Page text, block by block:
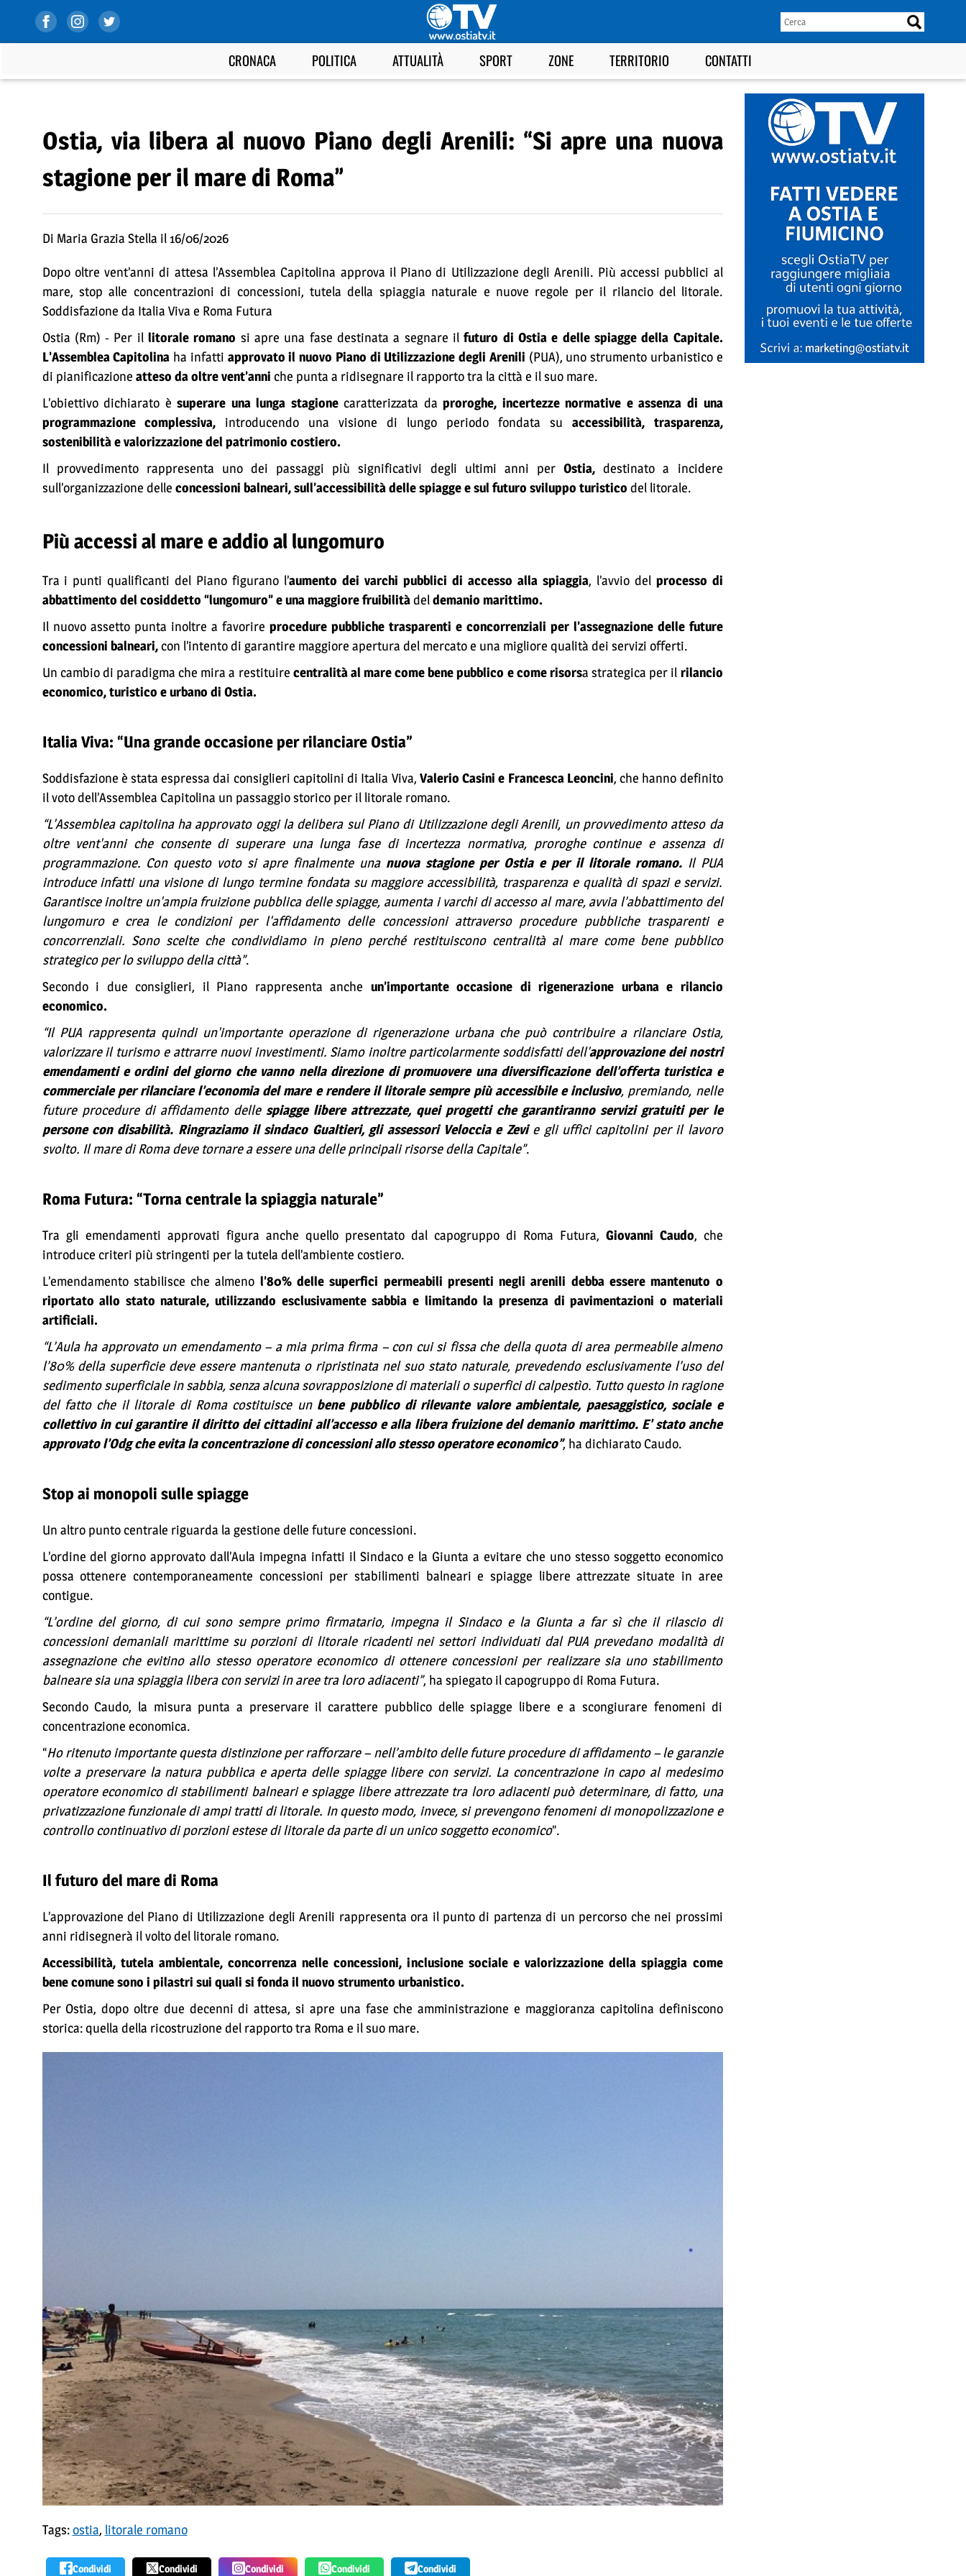
CRONACA POLITICA ATTUALITÀ SPORT ZONE TERRITORIO CONTATTI
Ostia, via libera al nuovo Piano degli Arenili: “Si apre una nuova
stagione per il mare di Roma”
Di Maria Grazia Stella il 16/06/2026
Dopo oltre vent’anni di attesa l’Assemblea Capitolina approva il Piano di Utilizzazione degli Arenili. Più accessi pubblici al
mare, stop alle concentrazioni di concessioni, tutela della spiaggia naturale e nuove regole per il rilancio del litorale.
Soddisfazione da Italia Viva e Roma Futura
Ostia (Rm) - Per illitorale romano si apre una fase destinata a segnare ilfuturo di Ostia e delle spiagge della Capitale.
L’Assemblea Capitolina ha infatti approvato il nuovo Piano di Utilizzazione degli Arenili (PUA), uno strumento urbanistico e
di pianificazione atteso da oltre vent’anni che punta a ridisegnare il rapporto tra la città e il suo mare.
L’obiettivo dichiarato è superare una lunga stagionecaratterizzata daproroghe, incertezze normative e assenza di una
programmazione complessiva, introducendo una visione di lungo periodo fondata su accessibilità, trasparenza,
sostenibilità e valorizzazione del patrimonio costiero.
Il provvedimento rappresenta uno dei passaggi più significativi degli ultimi anni perOstia, destinato a incidere
sull’organizzazione delle concessioni balneari, sull’accessibilità delle spiagge e sul futuro sviluppo turistico del litorale.
Più accessi al mare e addio al lungomuro
Tra i punti qualificanti del Piano figurano l’aumento dei varchi pubblici di accesso alla spiaggia, l’avvio del processo di
abbattimento del cosiddetto “lungomuro” e una maggiore fruibilitàdeldemanio marittimo.
Il nuovo assetto punta inoltre a favorire procedure pubbliche trasparenti e concorrenziali per l’assegnazione delle future
concessioni balneari,con l’intento di garantire maggiore apertura del mercato e una migliore qualità dei servizi offerti.
Un cambio di paradigma che mira a restituire centralità al mare come bene pubblico e come risorsa strategica per il rilancio
economico, turistico e urbano di Ostia.
Italia Viva: “Una grande occasione per rilanciare Ostia”
Soddisfazione è stata espressa dai consiglieri capitolini di Italia Viva, Valerio Casini e Francesca Leoncini, che hanno definito
il voto dell’Assemblea Capitolina un passaggio storico per il litorale romano.
“L'Assemblea capitolina ha approvato oggi la delibera sul Piano di Utilizzazione degli Arenili, un provvedimento atteso da
oltre vent'anni che consente di superare una lunga fase di incertezza normativa, proroghe continue e assenza di
programmazione. Con questo voto si apre finalmente una nuova stagione per Ostia e per il litorale romano. Il PUA
introduce infatti una visione di lungo termine fondata su maggiore accessibilità, trasparenza e qualità di spazi e servizi.
Garantisce inoltre un'ampia fruizione pubblica delle spiagge, aumenta i varchi di accesso al mare, avvia l’abbattimento del
lungomuro e crea le condizioni per l'affidamento delle concessioni attraverso procedure pubbliche trasparenti e
concorrenziali. Sono scelte che condividiamo in pieno perché restituiscono centralità al mare come bene pubblico
strategico per lo sviluppo della città”.
Secondo i due consiglieri, il Piano rappresenta anche un’importante occasione di rigenerazione urbana e rilancio
economico.
“Il PUA rappresenta quindi un'importante operazione di rigenerazione urbana che può contribuire a rilanciare Ostia,
valorizzare il turismo e attrarre nuovi investimenti. Siamo inoltre particolarmente soddisfatti dell'approvazione dei nostri
emendamenti e ordini del giorno che vanno nella direzione di promuovere una diversificazione dell’offerta turistica e
commerciale per rilanciare l’economia del mare e rendere il litorale sempre più accessibile e inclusivo, premiando, nelle
future procedure di affidamento delle spiagge libere attrezzate, quei progetti che garantiranno servizi gratuiti per le
persone con disabilità. Ringraziamo il sindaco Gualtieri, gli assessori Veloccia e Zevi e gli uffici capitolini per il lavoro
svolto. Il mare di Roma deve tornare a essere una delle principali risorse della Capitale”.
Roma Futura: “Torna centrale la spiaggia naturale”
Tra gli emendamenti approvati figura anche quello presentato dal capogruppo di Roma Futura, Giovanni Caudo, che
introduce criteri più stringenti per la tutela dell’ambiente costiero.
L’emendamento stabilisce che almeno l’80% delle superfici permeabili presenti negli arenili debba essere mantenuto o
riportato allo stato naturale, utilizzando esclusivamente sabbia e limitando la presenza di pavimentazioni o materiali
artificiali.
“L’Aula ha approvato un emendamento – a mia prima firma – con cui si fissa che della quota di area permeabile almeno
l’80% della superficie deve essere mantenuta o ripristinata nel suo stato naturale, prevedendo esclusivamente l’uso del
sedimento superficiale in sabbia, senza alcuna sovrapposizione di materiali o superfici di calpestìo. Tutto questo in ragione
del fatto che il litorale di Roma costituisce un bene pubblico di rilevante valore ambientale, paesaggistico, sociale e
collettivo in cui garantire il diritto dei cittadini all’accesso e alla libera fruizione del demanio marittimo. E' stato anche
approvato l’Odg che evita la concentrazione di concessioni allo stesso operatore economico”, ha dichiarato Caudo.
Stop ai monopoli sulle spiagge
Un altro punto centrale riguarda la gestione delle future concessioni.
L’ordine del giorno approvato dall’Aula impegna infatti il Sindaco e la Giunta a evitare che uno stesso soggetto economico
possa ottenere contemporaneamente concessioni per stabilimenti balneari e spiagge libere attrezzate situate in aree
contigue.
“L’ordine del giorno, di cui sono sempre primo firmatario, impegna il Sindaco e la Giunta a far sì che il rilascio di
concessioni demaniali marittime su porzioni di litorale ricadenti nei settori individuati dal PUA prevedano modalità di
assegnazione che evitino allo stesso operatore economico di ottenere concessioni per realizzare sia uno stabilimento
balneare sia una spiaggia libera con servizi in aree tra loro adiacenti”, ha spiegato il capogruppo di Roma Futura.
Secondo Caudo, la misura punta a preservare il carattere pubblico delle spiagge libere e a scongiurare fenomeni di
concentrazione economica.
“Ho ritenuto importante questa distinzione per rafforzare – nell’ambito delle future procedure di affidamento – le garanzie
volte a preservare la natura pubblica e aperta delle spiagge libere con servizi. La concentrazione in capo al medesimo
operatore economico di stabilimenti balneari e spiagge libere attrezzate tra loro adiacenti può determinare, di fatto, una
privatizzazione funzionale di ampi tratti di litorale. In questo modo, invece, si prevengono fenomeni di monopolizzazione e
controllo continuativo di porzioni estese di litorale da parte di un unico soggetto economico”.
Il futuro del mare di Roma
L’approvazione del Piano di Utilizzazione degli Arenili rappresenta ora il punto di partenza di un percorso che nei prossimi
anni ridisegnerà il volto del litorale romano.
Accessibilità, tutela ambientale, concorrenza nelle concessioni, inclusione sociale e valorizzazione della spiaggia come
bene comune sono i pilastri sui quali si fonda il nuovo strumento urbanistico.
Per Ostia, dopo oltre due decenni di attesa, si apre una fase che amministrazione e maggioranza capitolina definiscono
storica: quella della ricostruzione del rapporto tra Roma e il suo mare.
Tags:ostia, litorale romano
Condividi Condividi Condividi Condividi Condividi